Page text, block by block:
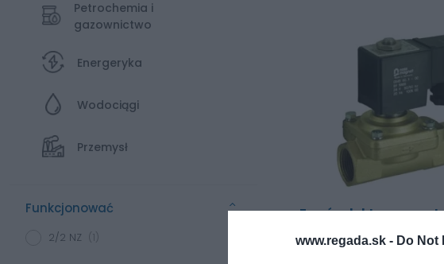
www.regada.sk - Do Not
Petrochemia i
gazownictwo
Energeryka
Wodociągi
Przemysł
Funkcjonować
2/2 NZ (1)
Zawór